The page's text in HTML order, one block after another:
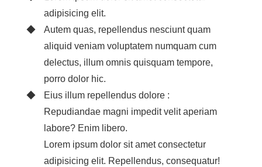
adipisicing elit.
Autem quas, repellendus nesciunt quam
aliquid veniam voluptatem numquam cum
delectus, illum omnis quisquam tempore,
porro dolor hic.
Eius illum repellendus dolore :
Repudiandae magni impedit velit aperiam
labore? Enim libero.
Lorem ipsum dolor sit amet consectetur
adipisicing elit. Repellendus, consequatur!